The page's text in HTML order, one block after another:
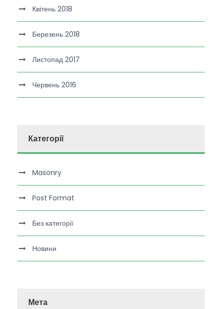
Квітень 2018
Березень 2018
Листопад 2017
Червень 2016
Категорії
Masonry
Post Format
Без категорії
Новини
Мета